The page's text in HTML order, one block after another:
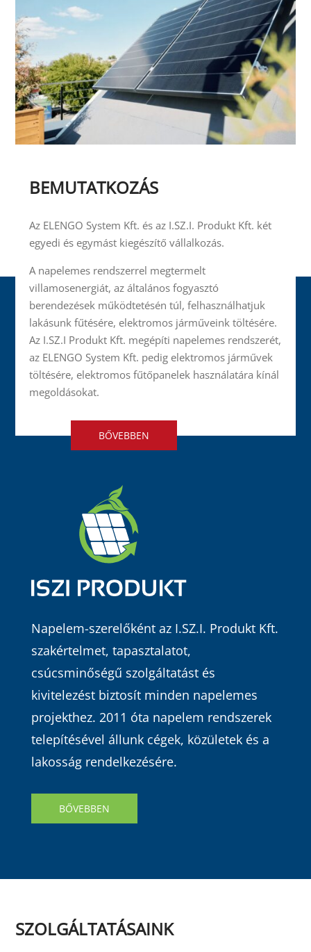
BEMUTATKOZÁS
Az ELENGO System Kft. és az I.SZ.I. Produkt Kft. két
egyedi és egymást kiegészítő vállalkozás.
A napelemes rendszerrel megtermelt
villamosenergiát, az általános fogyasztó
berendezések működtetésén túl, felhasználhatjuk
lakásunk fűtésére, elektromos járműveink töltésére.
Az I.SZ.I Produkt Kft. megépíti napelemes rendszerét,
az ELENGO System Kft. pedig elektromos járművek
töltésére, elektromos fűtőpanelek használatára kínál
megoldásokat.
BŐVEBBEN
Napelem-szerelőként az I.SZ.I. Produkt Kft.
szakértelmet, tapasztalatot,
csúcsminőségű szolgáltatást és
kivitelezést biztosít minden napelemes
projekthez. 2011 óta napelem rendszerek
telepítésével állunk cégek, közületek és a
lakosság rendelkezésére.
BŐVEBBEN
SZOLGÁLTATÁSAINK